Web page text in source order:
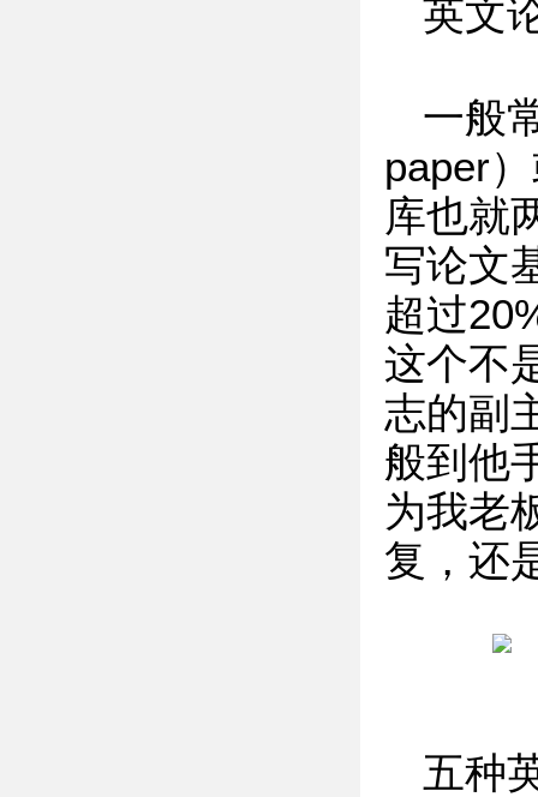
英文
一般
paper
库也就
写论文
超过
这个不
志的副
般到他
为我老
复，还
五种